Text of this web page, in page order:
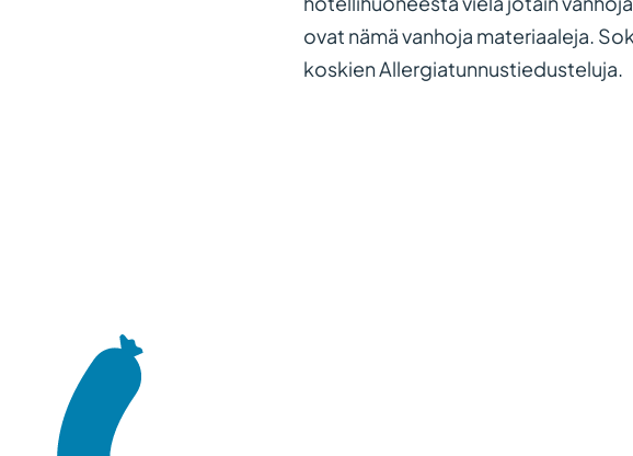
ovat nämä vanhoja materiaaleja.
koskien Allergiatunnustiedusteluja.